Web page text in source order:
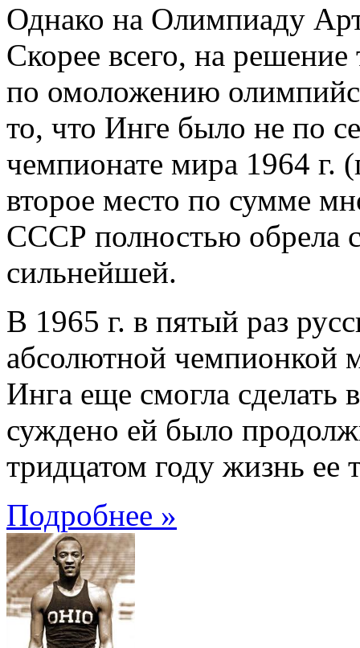
Однако на Олимпиаду
Скорее всего, на
по омоложению
то, что Инге было не по
чемпионате мира 1964 г.
второе место по сумме
СССР полностью обрела
сильнейшей.
В 1965 г. в пятый раз
абсолютной чемпионкой
Инга еще смогла
суждено ей было
тридцатом году жизнь ее
Подробнее »